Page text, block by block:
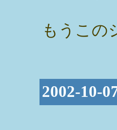
もうこの
2002-10-